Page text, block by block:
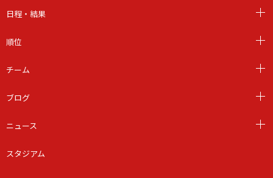
日程・結果
順位
チーム
ブログ
ニュース
スタジアム